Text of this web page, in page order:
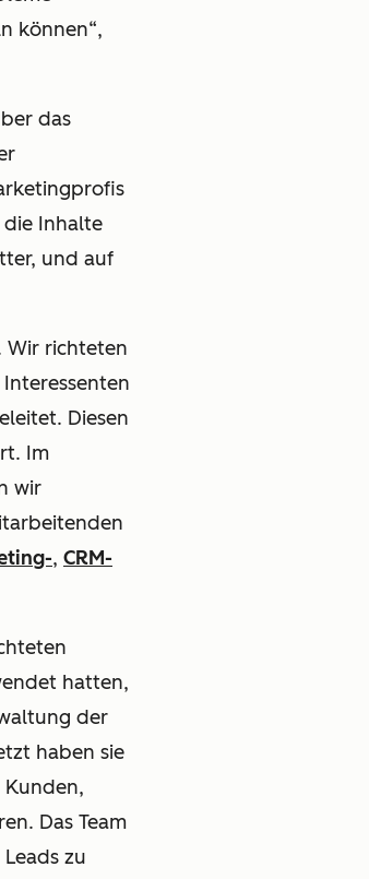
können“,
das
Inhalte
und auf
Wir richteten
Diesen
Im
wir
, CRM-
hatten,
der
haben sie
Das Team
zu